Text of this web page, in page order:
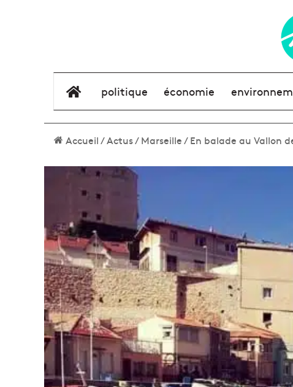
élément de menu
politique économie
Accueil/Actus/Marseille/En balade au Vallon